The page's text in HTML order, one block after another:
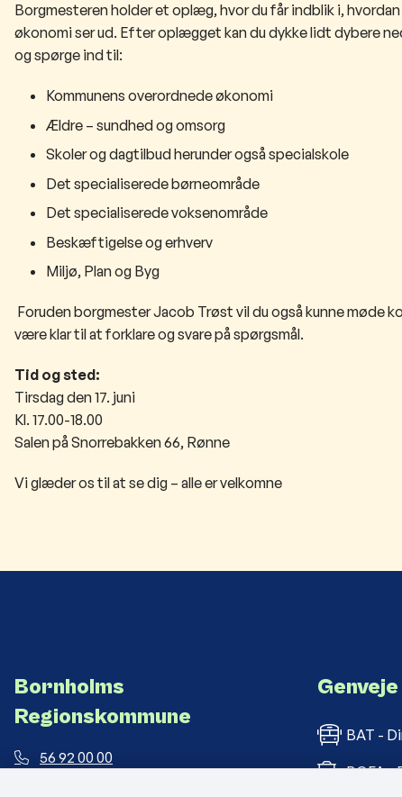
Borgmesteren holder et oplæg, hvor du får indblik i,
økonomi ser ud. Efter oplægget kan du dykke lidt dybere
og spørge ind til:
Kommunens overordnede økonomi
Ældre – sundhed og omsorg
Skoler og dagtilbud herunder også specialskole
Det specialiserede børneområde
Det specialiserede voksenområde
Beskæftigelse og erhverv
Miljø, Plan og Byg
Foruden borgmester Jacob Trøst vil du også kunne møde
være klar til at forklare og svare på spørgsmål.
​Tid og sted:
Tirsdag den 17. juni
Kl. 17.00-18.00
Salen på Snorrebakken 66, Rønne
Vi glæder os til at se dig – alle er velkomne
Bornholms
Regionskommune
56 92 00 00
Genveje
BAT -
BOFA -